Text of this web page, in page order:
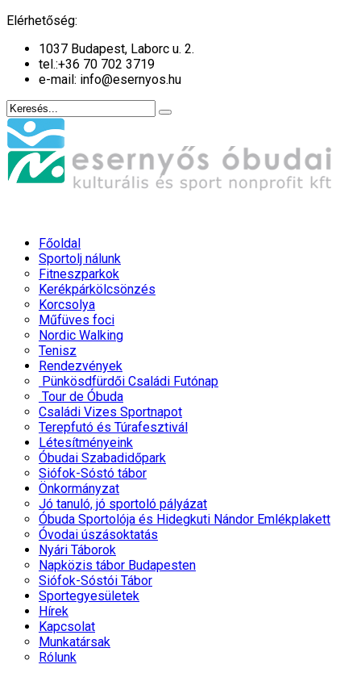
Elérhetőség:
1037 Budapest, Laborc u. 2.
tel.:+36 70 702 3719
e-mail: info@esernyos.hu
Főoldal
Sportolj nálunk
Fitneszparkok
Kerékpárkölcsönzés
Korcsolya
Műfüves foci
Nordic Walking
Tenisz
Rendezvények
Pünkösdfürdői Családi Futónap
Tour de Óbuda
Családi Vizes Sportnapot
Terepfutó és Túrafesztivál
Létesítményeink
Óbudai Szabadidőpark
Siófok-Sóstó tábor
Önkormányzat
Jó tanuló, jó sportoló pályázat
Óbuda Sportolója és Hidegkuti Nándor Emlékplakett
Óvodai úszásoktatás
Nyári Táborok
Napközis tábor Budapesten
Siófok-Sóstói Tábor
Sportegyesületek
Hírek
Kapcsolat
Munkatársak
Rólunk
év
hónap
év
hónap